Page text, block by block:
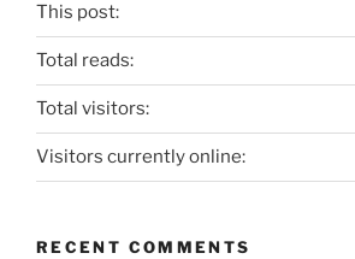
This post:
Total reads:
Total visitors:
Visitors currently online:
RECENT COMMENTS